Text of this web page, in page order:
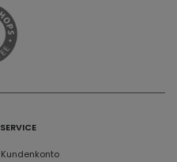
SERVICE
Kundenkonto